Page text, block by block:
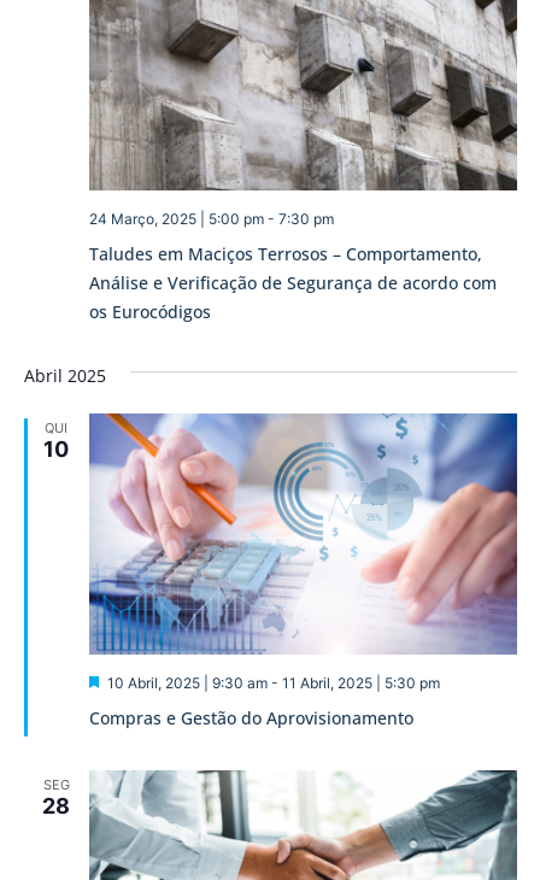
Taludes em Maciços Terrosos – Comportamento,
Análise e Verificação de Segurança de acordo com
os Eurocódigos
24 Março, 2025 | 5:00 pm- 7:30 pm
Abril 2025
QUI
10
Compras e Gestão do Aprovisionamento
Destaque
10 Abril, 2025 | 9:30 am- 11 Abril, 2025 | 5:30 pm
SEG
28